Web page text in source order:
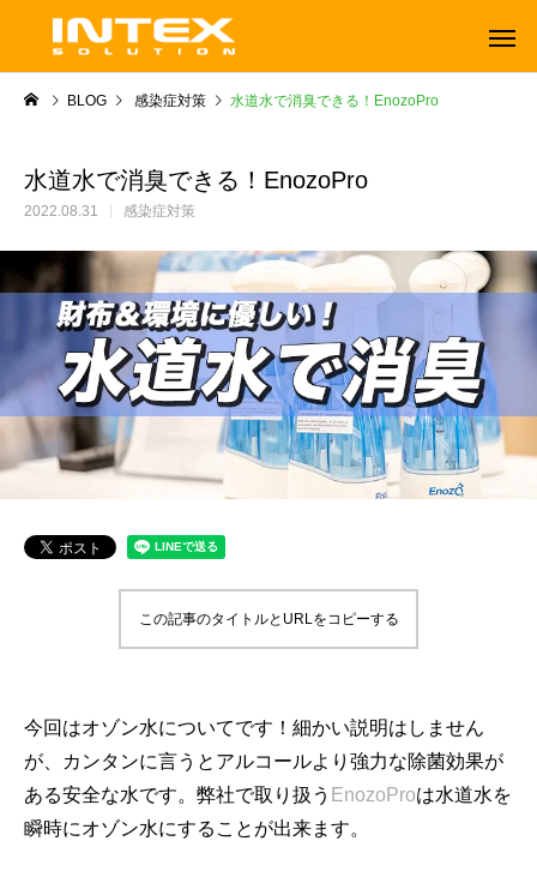
TENNANT
BLOG 感染症対策 水道水で消臭できる！EnozoPro
水道水で消臭できる！EnozoPro
2022.08.31 感染症対策
この記事のタイトルとURLをコピーする
今回はオゾン水についてです！細かい説明はしません
が、カンタンに言うとアルコールより強力な除菌効果が
ある安全な水です。弊社で取り扱う EnozoProは水道水を
瞬時にオゾン水にすることが出来ます。